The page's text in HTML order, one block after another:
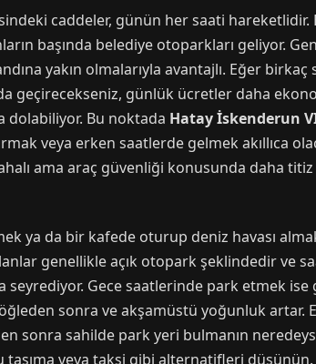
caddeler, günün her saati hareketlidir.
başında belediye otoparkları geliyor.
yakın olmalarıyla avantajlı. Eğer
geçirecekseniz, günlük ücretler daha
dolabiliyor. Bu noktada Hatay İskenderun
veya erken saatlerde gelmek akıllıca
ama araç güvenliği konusunda daha
ya da bir kafede oturup deniz havası almak
genellikle açık otopark şeklindedir ve
seyrediyor. Gece saatlerinde park etmek
sonra ve akşamüstü yoğunluk artar.
sonra sahilde park yeri bulmanın
veya taksi gibi alternatifleri düşünün.